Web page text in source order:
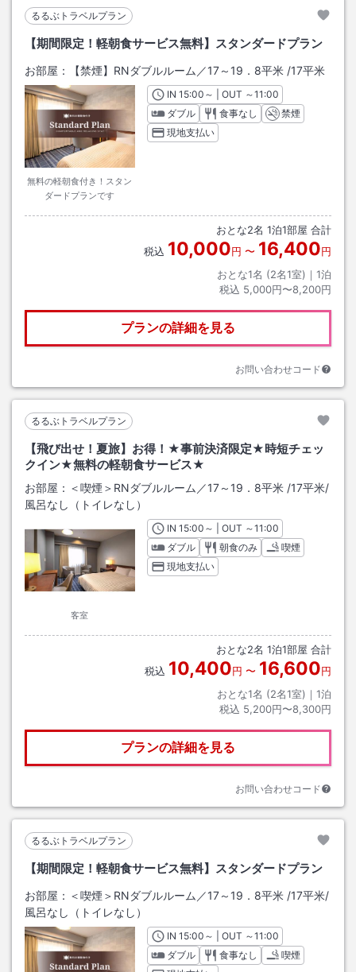
るるぶトラベルプラン
【期間限定！軽朝食サービス無料】スタンダードプラン
お部屋： 【禁煙】RNダブルルーム／17～19．8平米 /17平米
無料の軽朝食付き！スタン
ダードプランです
INチェックイン
15:00 ～ | OUT チェックアウト
～11:00
ダブル
食事なし
禁煙
現地支払い
おとな2名 1泊1部屋 合計
税込 10,000円 〜 16,400円
おとな1名 (2名1室)｜ 1泊
税込 5,000円〜8,200円
プランの詳細を見る
お問い合わせコード
るるぶトラベルプラン
【飛び出せ！夏旅】お得！★事前決済限定★時短チェッ
クイン★無料の軽朝食サービス★
お部屋： ＜喫煙＞RNダブルルーム／17～19．8平米 /17平米/
風呂なし（トイレなし）
客室
INチェックイン
15:00 ～ | OUT チェックアウト
～11:00
ダブル
朝食のみ
喫煙
現地支払い
おとな2名 1泊1部屋 合計
税込 10,400円 〜 16,600円
おとな1名 (2名1室)｜ 1泊
税込 5,200円〜8,300円
プランの詳細を見る
お問い合わせコード
るるぶトラベルプラン
【期間限定！軽朝食サービス無料】スタンダードプラン
お部屋： ＜喫煙＞RNダブルルーム／17～19．8平米 /17平米/
風呂なし（トイレなし）
INチェックイン
15:00 ～ | OUT チェックアウト
～11:00
ダブル
食事なし
喫煙